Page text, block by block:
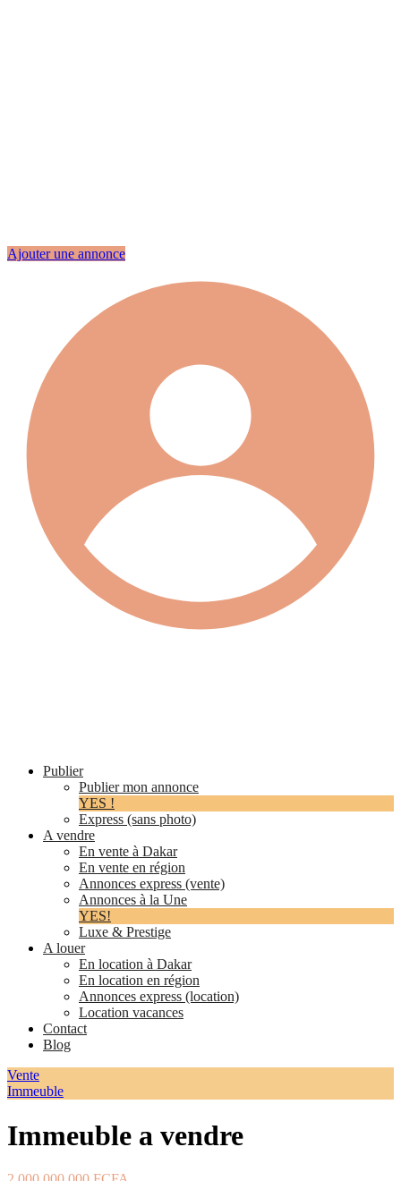
Ajouter une annonce
Publier
Publier mon annonce
YES !
Express (sans photo)
A vendre
En vente à Dakar
En vente en région
Annonces express (vente)
Annonces à la Une
YES!
Luxe & Prestige
A louer
En location à Dakar
En location en région
Annonces express (location)
Location vacances
Contact
Blog
Vente
Immeuble
Immeuble a vendre